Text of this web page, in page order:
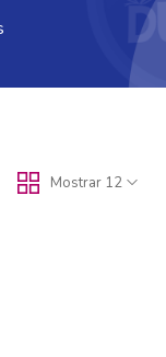
Mostrar 12